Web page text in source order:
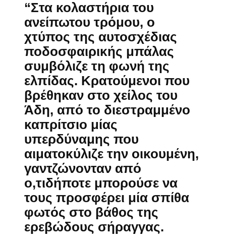
“Στα κολαστήρια του
ανείπωτου τρόμου, ο
χτύπος της αυτοσχέδιας
ποδοσφαιρικής μπάλας
συμβόλιζε τη φωνή της
ελπίδας. Κρατούμενοι που
βρέθηκαν στο χείλος του
Άδη, από το διεστραμμένο
καπρίτσιο μίας
υπερδύναμης που
αιματοκύλιζε την οικουμένη,
γαντζώνονταν από
ο,τιδήποτε μπορούσε να
τους προσφέρει μία σπίθα
φωτός στο βάθος της
ερεβώδους σήραγγας.